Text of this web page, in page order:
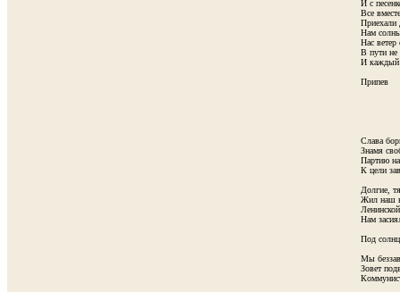
И с
Все
Нам
Нас
В пути
И каждый
Припев
Слава
Знамя
Партию
К цели
Долгие,
Жил наш
Нам
Под
Мы
Зовет